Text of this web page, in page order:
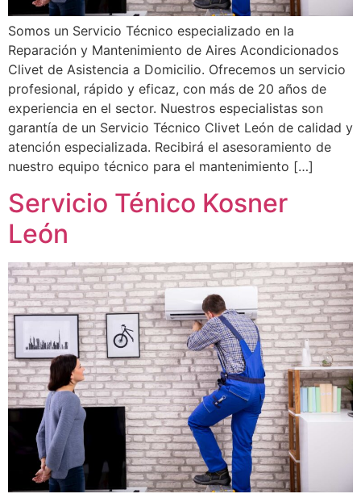
Somos un Servicio Técnico especializado en la
Reparación y Mantenimiento de Aires Acondicionados
Clivet de Asistencia a Domicilio. Ofrecemos un servicio
profesional, rápido y eficaz, con más de 20 años de
experiencia en el sector. Nuestros especialistas son
garantía de un Servicio Técnico Clivet León de calidad y
atención especializada. Recibirá el asesoramiento de
nuestro equipo técnico para el mantenimiento […]
Servicio Ténico Kosner
León